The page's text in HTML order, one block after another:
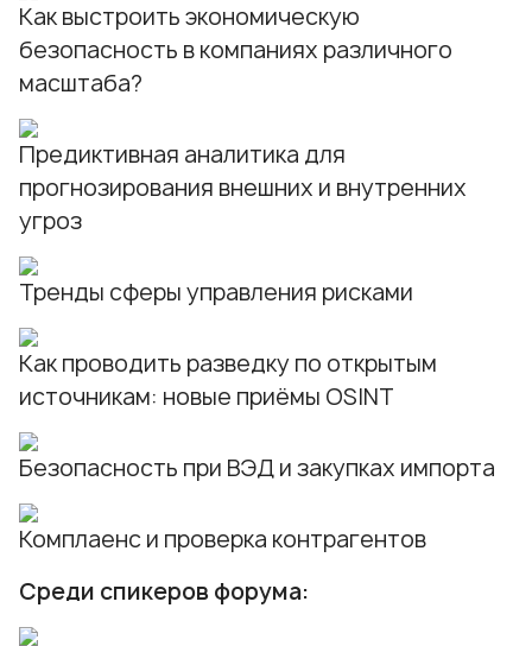
Как выстроить экономическую
безопасность в компаниях различного
масштаба?
Предиктивная аналитика для
прогнозирования внешних и внутренних
угроз
Тренды сферы управления рисками
Как проводить разведку по открытым
источникам: новые приёмы OSINT
Безопасность при ВЭД и закупках импорта
Комплаенс и проверка контрагентов
Среди спикеров форума: